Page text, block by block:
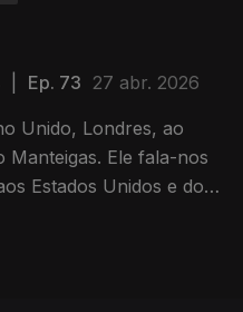
Ep. 73 27 abr. 2026
Unido, Londres, ao
Ele fala-nos
Estados Unidos e dos